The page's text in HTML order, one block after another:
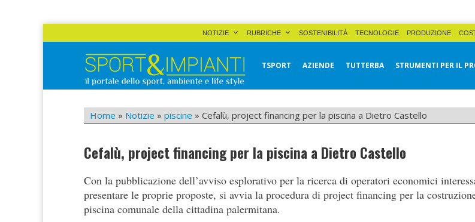
NOTIZIE RUBRICHE SOSTENIBILITÀ TECNOLOGIE PRODUZIONE
Sport&Impianti
TSPORT AZIENDE TUTTERBA STRUMENTI PER IL
Home » Notizie » piscine » Cefalù, project financing per la piscina a Dietro Castello
Cefalù, project financing per la piscina a Dietro Castello
Con la pubblicazione dell’avviso esplorativo per la ricerca di operatori economici
presentare le proprie proposte, si avvia la procedura di project financing per la
piscina comunale della cittadina palermitana.